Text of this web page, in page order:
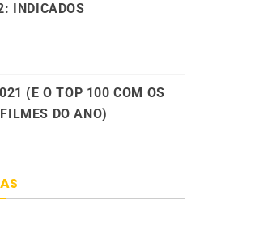
INDICADOS
(E O TOP 100 COM OS
DO ANO)